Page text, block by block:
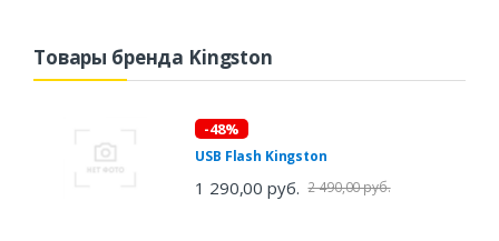
Товары бренда Kingston
-48%
USB Flash Kingston
1 290,00 руб. 2 490,00 руб.